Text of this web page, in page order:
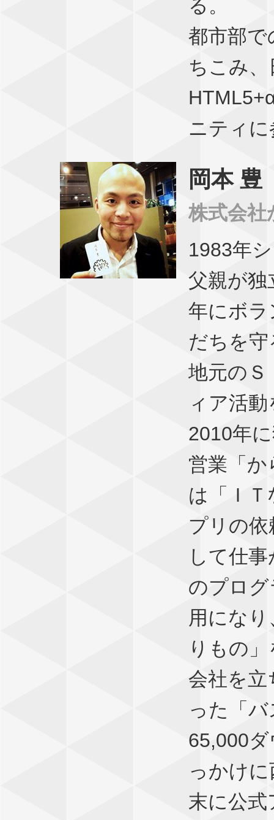
る。
都市部で
ちこみ
ニティ
岡本 豊
株式会社
1983年
父親が独
年にボ
だちを
地元のＳ
ィア活
2010年
営業「
は「Ｉ
プリの
して仕
のプロ
用にな
りもの
会社を立
った「
65,000
っかけ
末に公